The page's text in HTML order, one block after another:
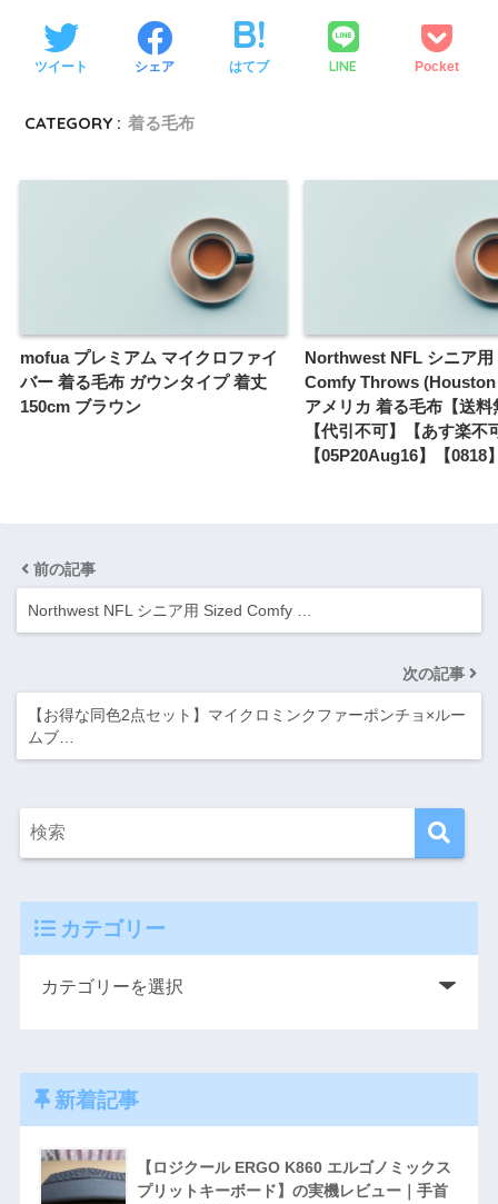
ツイート シェア はてブ LINE Pocket
CATEGORY : 着る毛布
mofua プレミアム マイクロファイ
バー 着る毛布 ガウンタイプ 着丈
150cm ブラウン
Northwest NFL シニア用
Comfy Throws (Houston
アメリカ 着る毛布【送料
【代引不可】【あす楽不
【05P20Aug16】【0818
前の記事
Northwest NFL シニア用 Sized Comfy …
次の記事
【お得な同色2点セット】マイクロミンクファーポンチョ×ルー
ムブ…
カテゴリー
新着記事
【ロジクール ERGO K860 エルゴノミックス
プリットキーボード】の実機レビュー｜手首